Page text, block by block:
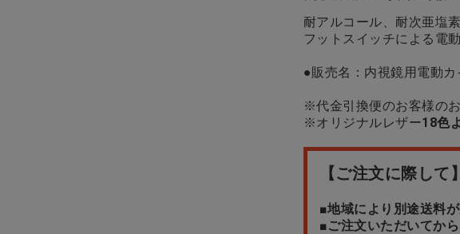
耐アルコール、耐次亜塩
フットスイッチによる電
●販売名：内視鏡用電動カ
※代金引換便のお客様の
※オリジナルレザー18色
【ご注文に際して】
■地域により別途送料
■ご注文いただいてか